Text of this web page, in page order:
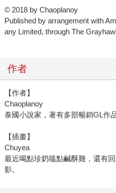
© 2018 by Chaoplanoy
Published by arrangement with
any Limited, through The
作者
【作者】
Chaoplanoy
泰國小說家，著有多部暢銷GL作品
【插畫】
Chuyea
最近喝點珍奶嗑點鹹酥雞，還有
影。